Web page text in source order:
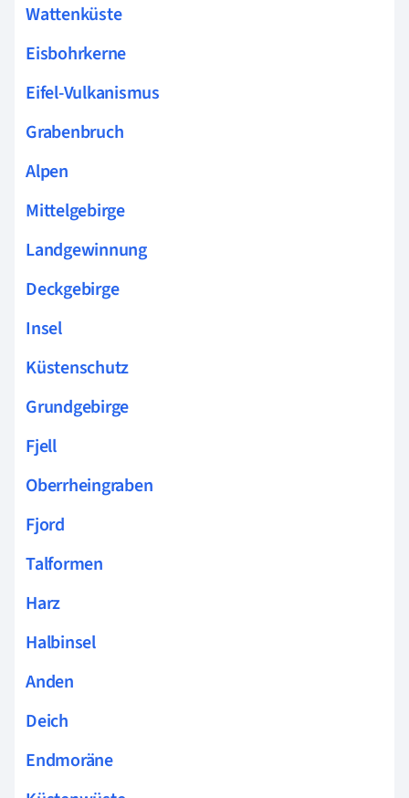
Wattenküste
Eisbohrkerne
Eifel-Vulkanismus
Grabenbruch
Alpen
Mittelgebirge
Landgewinnung
Deckgebirge
Insel
Küstenschutz
Grundgebirge
Fjell
Oberrheingraben
Fjord
Talformen
Harz
Halbinsel
Anden
Deich
Endmoräne